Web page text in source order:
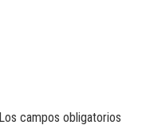
Los campos obligatorios